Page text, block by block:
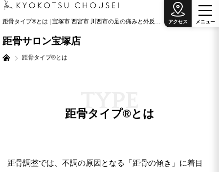
距骨タイプ®とは | 宝塚市 西宮市 川西市の足の痛みと外反母趾治療の専門院
距骨サロン宝塚店
距骨タイプ®とは
メニ ュ ー
アクセス
距骨タイプ®とは
T Y P
距骨調整では、不調の原因となる「距骨の傾き」に着目